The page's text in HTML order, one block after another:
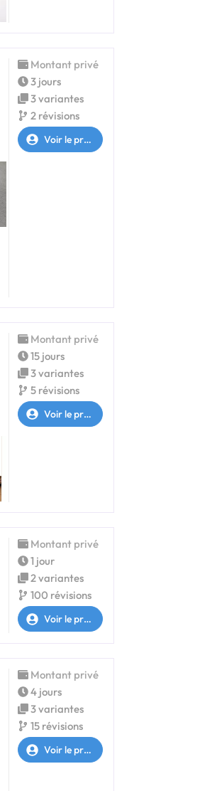
Montant privé
3 jours
3 variantes
2 révisions
Voir le profil
Montant privé
15 jours
3 variantes
5 révisions
Voir le profil
Montant privé
1 jour
2 variantes
100 révisions
Voir le profil
Montant privé
4 jours
3 variantes
15 révisions
Voir le profil